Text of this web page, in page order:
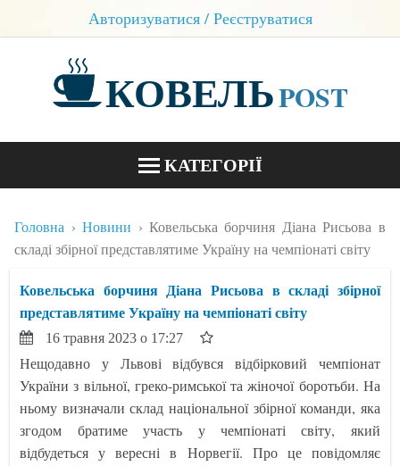
Авторизуватися / Реєструватися
КОВЕЛЬPOST
КАТЕГОРІЇ
БЛОГИ
КОНТАКТИ
Головна Новини
Ковельська борчиня Діана Рисьова в
складі збірної представлятиме Україну на чемпіонаті світу
Ковельська борчиня Діана Рисьова в складі збірної
представлятиме Україну на чемпіонаті світу
16 травня 2023 о 17:27
Нещодавно у Львові відбувся відбірковий чемпіонат
України з вільної, греко-римської та жіночої боротьби. На
ньому визначали склад національної збірної команди, яка
згодом братиме участь у чемпіонаті світу, який
відбудеться у вересні в Норвегії. Про це повідомляє